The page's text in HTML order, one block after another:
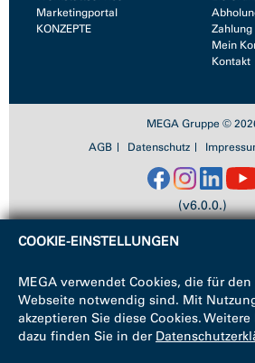
Marketingportal
KONZEPTE
Zahlung
Mein
Kontakt
MEGA Gruppe ©
AGB
Datenschutz
(v6.0.0.)
COOKIE-EINSTELLUNGEN
MEGA verwendet Cookies, die für
Webseite notwendig sind. Mit
akzeptieren Sie diese Cookies.
dazu finden Sie in der